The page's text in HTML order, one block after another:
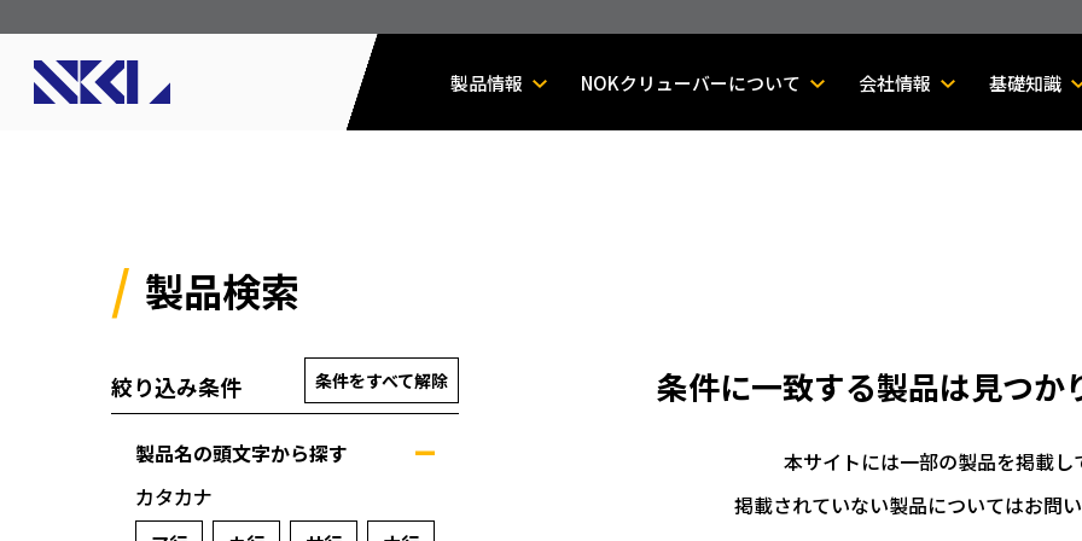
製品情報 NOKクリューバーについて 会社情報 基礎知識
製品検索
絞り込み条件 条件をすべて解除
製品名の頭文字から探す
カタカナ
条件に一致する製品は見つか
本サイトには一部の製品を掲載し
掲載されていない製品についてはお問